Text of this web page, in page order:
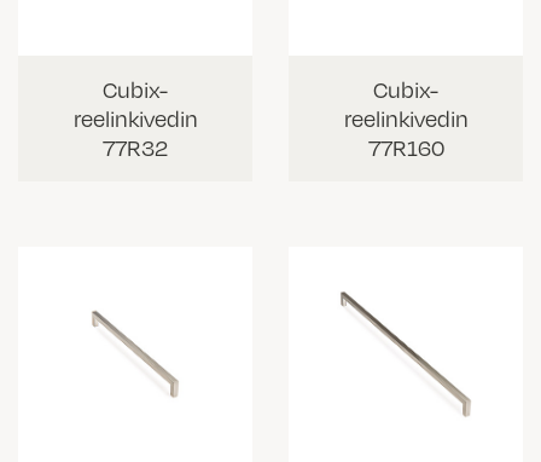
Cubix-
reelinkivedin
77R32
Cubix-
reelinkivedin
77R160